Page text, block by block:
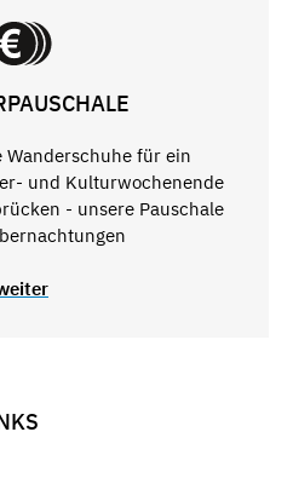
für ein
und Kulturwochenende
- unsere Pauschale